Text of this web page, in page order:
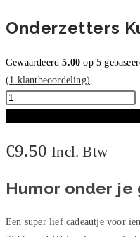
Onderzetters
Gewaardeerd5.00 op 5
(1 klantbeoordeling)
Onderzetters
6
aantal
€9.50 Incl. Btw
Humor onder je
Een super lief cadeautje voor